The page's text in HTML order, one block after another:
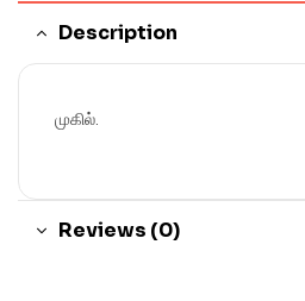
Description
முகில்.
Reviews (0)